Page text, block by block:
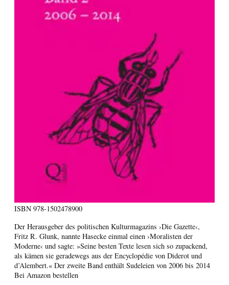
ISBN 978-1502478900
Der Herausgeber des politischen Kulturmagazins ›Die Gazette‹,
Fritz R. Glunk, nannte Hasecke einmal einen ›Moralisten der
Moderne‹ und sagte: »Seine besten Texte lesen sich so zupackend,
als kämen sie geradewegs aus der Encyclopédie von Diderot und
d’Alembert.« Der zweite Band enthält Sudeleien von 2006 bis 2014
Bei Amazon bestellen